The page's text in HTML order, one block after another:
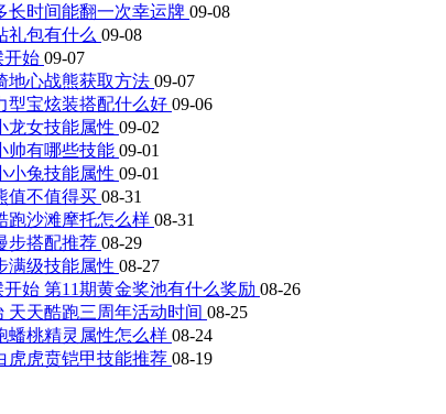
长时间能翻一次幸运牌 09-08
礼包有什么 09-08
开始 09-07
地心战熊获取方法 09-07
型宝炫装搭配什么好 09-06
龙女技能属性 09-02
帅有哪些技能 09-01
小兔技能属性 09-01
值不值得买 08-31
跑沙滩摩托怎么样 08-31
步搭配推荐 08-29
满级技能属性 08-27
始 第11期黄金奖池有什么奖励 08-26
天天酷跑三周年活动时间 08-25
蟠桃精灵属性怎么样 08-24
虎虎贲铠甲技能推荐 08-19